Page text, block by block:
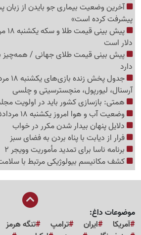
آخرین وضعیت بیماری جو بایدن از
پیشرفت کرده است»
دلار است
پیش بینی قیمت طلای جهانی / همه‌چیز
دارد
آرسنال، لیورپول، منچسترسیتی و چلسی
همتی: بازسازی کشور باید در اولویت
وضعیت آب و هوا امروز یکشنبه 18 مرداد1405+ وضعیت استانها
دلایل پنهان بیدار شدن مکرر در خواب
فرار از دیابت با پناه بردن به فضای سبز
برنامه ناسا برای تمدید مأموریت وویجر 2
کشف مکانیسم بیولوژیکی مرتبط با سلامت
موضوعات داغ:
آمریکا
ایران ترامپ تنگه هرمز